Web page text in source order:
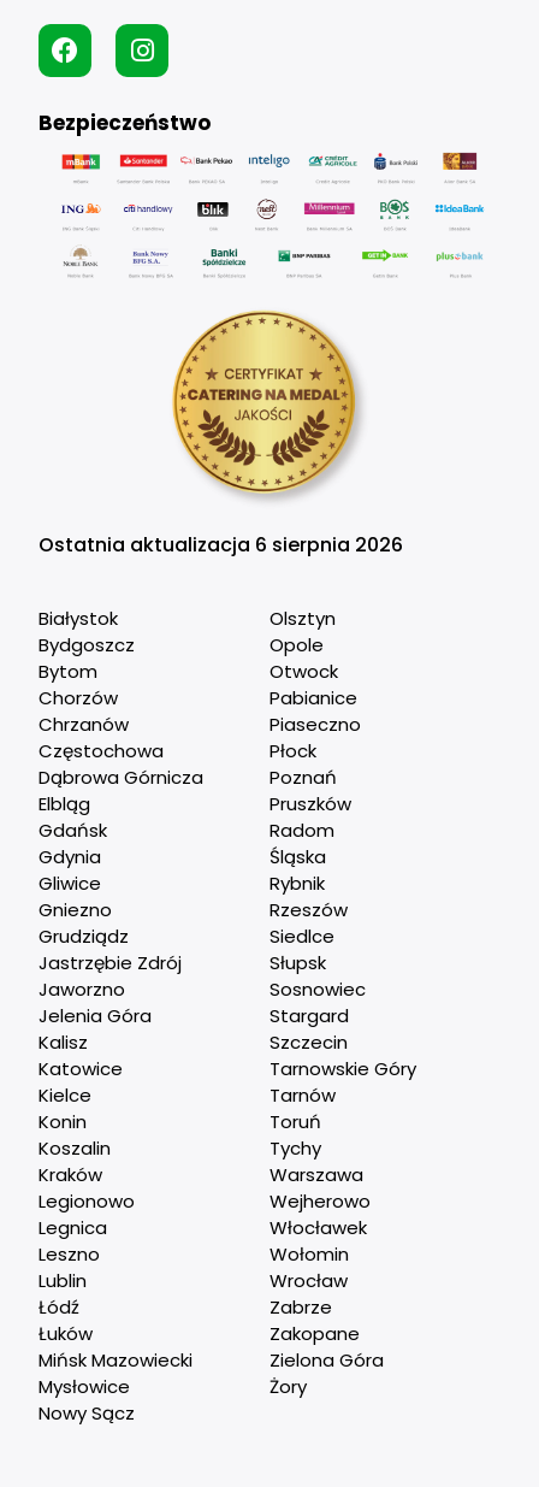
Bezpieczeństwo
Ostatnia aktualizacja 6 sierpnia 2026
Białystok
Bydgoszcz
Bytom
Chorzów
Chrzanów
Częstochowa
Dąbrowa Górnicza
Elbląg
Gdańsk
Gdynia
Gliwice
Gniezno
Grudziądz
Jastrzębie Zdrój
Jaworzno
Jelenia Góra
Kalisz
Katowice
Kielce
Konin
Koszalin
Kraków
Legionowo
Legnica
Leszno
Lublin
Łódź
Łuków
Mińsk Mazowiecki
Mysłowice
Nowy Sącz
Olsztyn
Opole
Otwock
Pabianice
Piaseczno
Płock
Poznań
Pruszków
Radom
Śląska
Rybnik
Rzeszów
Siedlce
Słupsk
Sosnowiec
Stargard
Szczecin
Tarnowskie Góry
Tarnów
Toruń
Tychy
Warszawa
Wejherowo
Włocławek
Wołomin
Wrocław
Zabrze
Zakopane
Zielona Góra
Żory